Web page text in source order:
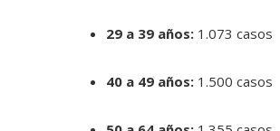
29 a 39 años: 1.073 casos
40 a 49 años: 1.500 casos